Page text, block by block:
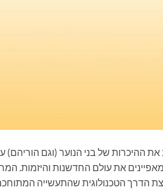
ההיכרות של בני הנוער (וגם הוריהם)
את עולם החדשנות והיזמות.
הדרך הטכנולוגית שהתעשייה